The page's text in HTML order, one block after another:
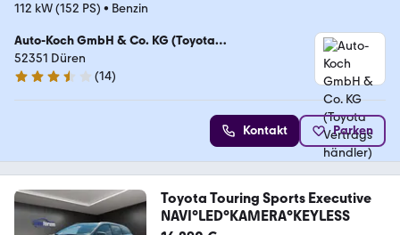
112 kW (152 PS) • Benzin
Auto-Koch GmbH & Co. KG (Toyota
Vertragshändler)
52351 Düren
3.7 Sterne
(14)
Kontakt Parken
Toyota Touring Sports Executive
NAVI°LED°KAMERA°KEYLESS